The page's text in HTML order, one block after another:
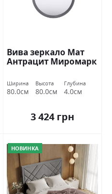
Вива зеркало Мат
Антрацит Миромарк
Ширина
80.0см
Высота
80.0см
Глубина
4.0см
3 424 грн
НОВИНКА